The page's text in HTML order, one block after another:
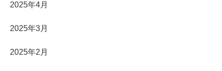
2025年4月
2025年3月
2025年2月